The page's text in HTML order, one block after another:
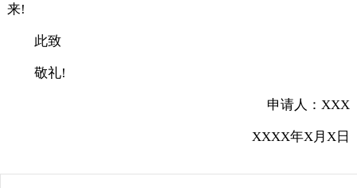
来!
此致
敬礼!
申请人：XXX
XXXX年X月X日